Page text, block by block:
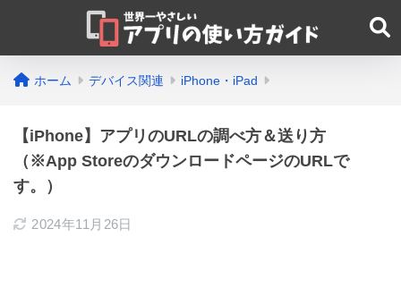
ホーム デバイス関連 iPhone・iPad
【iPhone】アプリのURLの調べ方＆送り方
（※App StoreのダウンロードページのURLで
す。）
2024年11月26日